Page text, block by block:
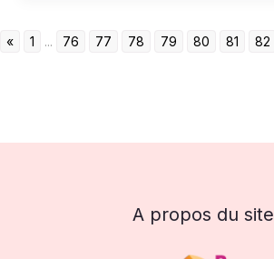
« 1 ... 76 77 78 79 80 81 82
A propos du site